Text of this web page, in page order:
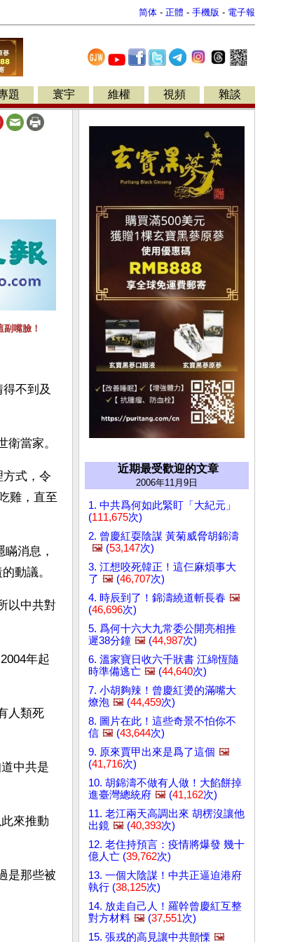
简体 - 正體 - 手機版 - 電子報
題 寰宇 維權 視頻 雜談
嘴臉！
不到及
當家。
方式，令
雞，直至
消息，
動議。
以中共對
年起
人類死
中共是
來推動
是那些被
近期最受歡迎的文章
2006年11月9日
1. 中共爲何如此緊盯「大紀元」
(111,675次)
2. 曾慶紅耍陰謀 黃菊威脅胡錦濤
🖼️ (53,147次)
3. 江想咬死韓正！這仨麻煩事大
了 🖼️ (46,707次)
4. 時辰到了！錦濤繞道斬長春 🖼️
(46,696次)
5. 爲何十六大九常委公開亮相推
遲38分鐘 🖼️ (44,987次)
6. 溫家寶日收六千狀書 江綿恆隨
時準備逃亡 🖼️ (44,640次)
7. 小胡夠辣！曾慶紅燙的滿嘴大
燎泡 🖼️ (44,459次)
8. 圖片在此！這些奇景不怕你不
信 🖼️ (43,644次)
9. 原來賈甲出來是爲了這個 🖼️
(41,716次)
10. 胡錦濤不做有人做！大餡餅掉
進臺灣總統府 🖼️ (41,162次)
11. 老江兩天高調出來 胡楞沒讓他
出鏡 🖼️ (40,393次)
12. 老住持預言：疫情將爆發 幾十
億人亡 (39,762次)
13. 一個大陰謀！中共正逼迫港府
執行 (38,125次)
14. 放走自己人！羅幹曾慶紅互整
對方材料 🖼️ (37,551次)
15. 張戎的高見讓中共顫慄 🖼️